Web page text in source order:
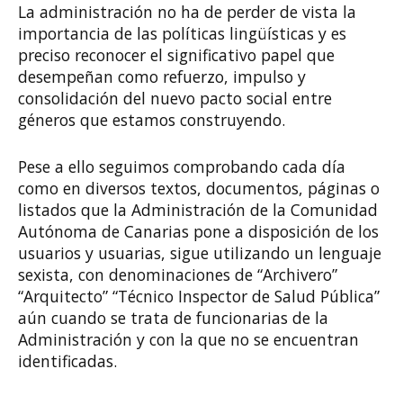
La administración no ha de perder de vista la
importancia de las políticas lingüísticas y es
preciso reconocer el significativo papel que
desempeñan como refuerzo, impulso y
consolidación del nuevo pacto social entre
géneros que estamos construyendo.
Pese a ello seguimos comprobando cada día
como en diversos textos, documentos, páginas o
listados que la Administración de la Comunidad
Autónoma de Canarias pone a disposición de los
usuarios y usuarias, sigue utilizando un lenguaje
sexista, con denominaciones de “Archivero”
“Arquitecto” “Técnico Inspector de Salud Pública”
aún cuando se trata de funcionarias de la
Administración y con la que no se encuentran
identificadas.